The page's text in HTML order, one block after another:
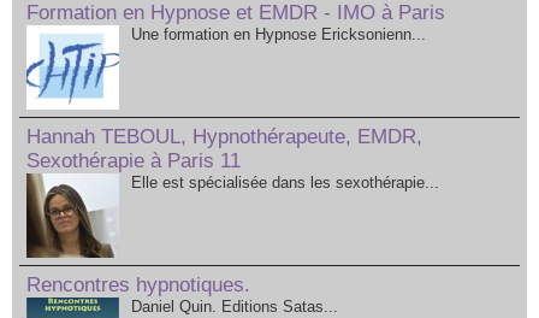
Formation en Hypnose et EMDR - IMO à Paris
Une formation en Hypnose Ericksonienn...
Hannah TEBOUL, Hypnothérapeute, EMDR,
Sexothérapie à Paris 11
Elle est spécialisée dans les sexothérapie...
Rencontres hypnotiques.
Daniel Quin. Editions Satas...